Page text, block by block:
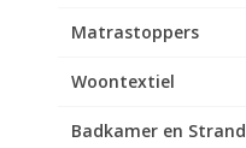
Matrastoppers
Woontextiel
Badkamer en Strand